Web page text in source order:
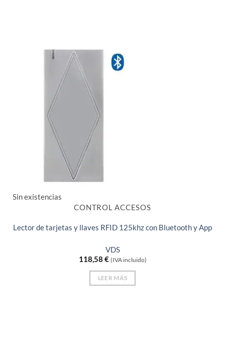
Sin existencias
CONTROL ACCESOS
Lector de tarjetas y llaves RFID 125khz con Bluetooth y App
VDS
118,58 € (IVA incluido)
LEER MÁS